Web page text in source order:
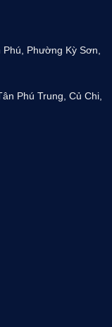
Phường Kỳ Sơn,
Phú Trung, Củ Chi,